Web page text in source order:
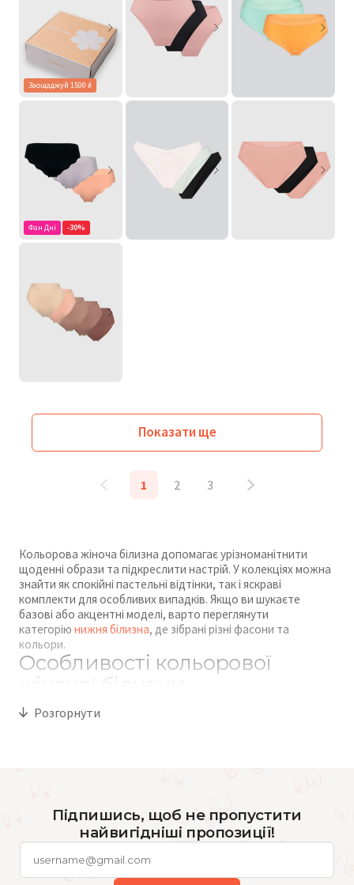
Заощаджуй 1500 ₴
Фан Дні -30%
Показати ще
1 2 3
Кольорова жіноча білизна допомагає урізноманітнити
щоденні образи та підкреслити настрій. У колекціях можна
знайти як спокійні пастельні відтінки, так і яскраві
комплекти для особливих випадків. Якщо ви шукаєте
базові або акцентні моделі, варто переглянути
категорію нижня білизна, де зібрані різні фасони та
кольори.
Особливості кольорової
жіночої білизни
Кольорова білизна дозволяє додати індивідуальності
які добре поєднуються з різним одягом. Для літа часто
обирають світлі та яскраві кольори, а для холодного
сезону — більш глибокі й насичені.
Види та поєднання
кольорової білизни
У гардеробі зручно мати кілька варіантів комплектів:
Розгорнути
Підпишись, щоб не пропустити
найвигідніші пропозиції!